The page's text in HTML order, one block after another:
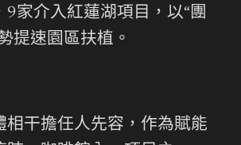
9家介入紅蓮湖項目，以“團
提速園區扶植。
干擔任人先容，作為賦能